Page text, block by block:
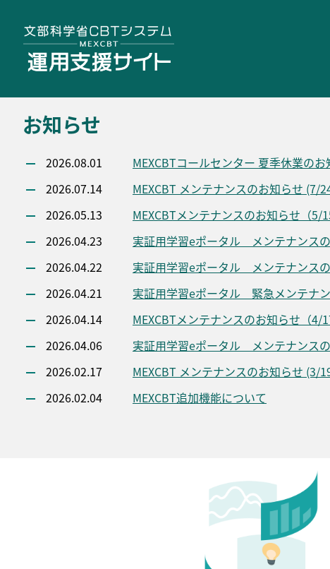
お知らせ
2026.08.01
MEXCBTコールセンター 夏季休業のお
2026.07.14
MEXCBT メンテナンスのお知らせ
2026.05.13
MEXCBTメンテナンスのお知らせ（5/
2026.04.23
実証用学習eポータル メンテナンス
2026.04.22
実証用学習eポータル メンテナンス
2026.04.21
実証用学習eポータル 緊急メンテナ
2026.04.14
MEXCBTメンテナンスのお知らせ（4/
2026.04.06
実証用学習eポータル メンテナンス
2026.02.17
MEXCBT メンテナンスのお知らせ (3/
2026.02.04
MEXCBT追加機能について